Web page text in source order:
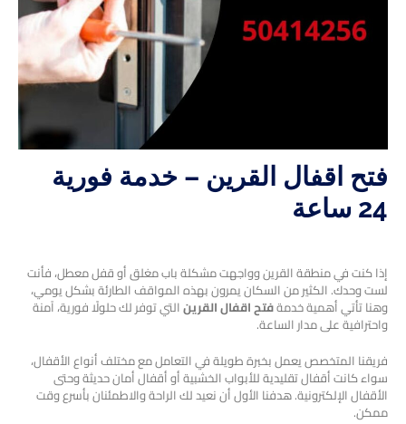
فتح اقفال القرين – خدمة فورية
24 ساعة
إذا كنت في منطقة القرين وواجهت مشكلة باب مغلق أو قفل معطل، فأنت
لست وحدك. الكثير من السكان يمرون بهذه المواقف الطارئة بشكل يومي،
وهنا تأتي أهمية خدمةفتح اقفال القرينالتي توفر لك حلولًا فورية، آمنة
واحترافية على مدار الساعة.
فريقنا المتخصص يعمل بخبرة طويلة في التعامل مع مختلف أنواع الأقفال،
سواء كانت أقفال تقليدية للأبواب الخشبية أو أقفال أمان حديثة وحتى
الأقفال الإلكترونية. هدفنا الأول أن نعيد لك الراحة والاطمئنان بأسرع وقت
ممكن.